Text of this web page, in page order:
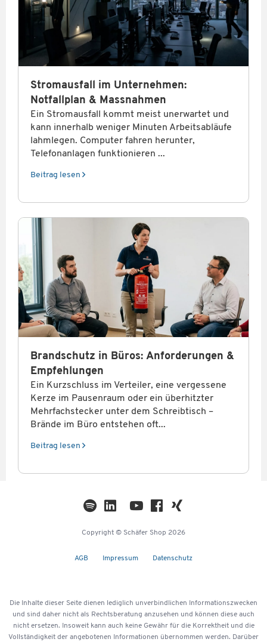
Stromausfall im Unternehmen:
Notfallplan & Massnahmen
Ein Stromausfall kommt meist unerwartet und
kann innerhalb weniger Minuten Arbeitsabläufe
lahmlegen. Computer fahren herunter,
Telefonanlagen funktionieren ...
Beitrag lesen
Brandschutz in Büros: Anforderungen &
Empfehlungen
Ein Kurzschluss im Verteiler, eine vergessene
Kerze im Pausenraum oder ein überhitzter
Mehrfachstecker unter dem Schreibtisch –
Brände im Büro entstehen oft...
Beitrag lesen
Copyright © Schäfer Shop 2026
AGB Impressum Datenschutz
Die Inhalte dieser Seite dienen lediglich unverbindlichen Informationszwecken
und sind daher nicht als Rechtsberatung anzusehen und können diese auch
nicht ersetzen. Insoweit kann auch keine Gewähr für die Korrektheit und die
Vollständigkeit der angebotenen Informationen übernommen werden. Darüber